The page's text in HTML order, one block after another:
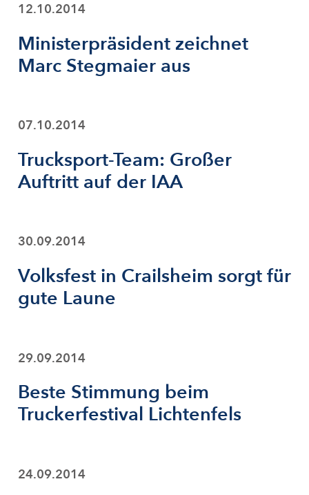
12.10.2014
Ministerpräsident zeichnet
Marc Stegmaier aus
07.10.2014
Trucksport-Team: Großer
Auftritt auf der IAA
30.09.2014
Volksfest in Crailsheim sorgt für
gute Laune
29.09.2014
Beste Stimmung beim
Truckerfestival Lichtenfels
24.09.2014